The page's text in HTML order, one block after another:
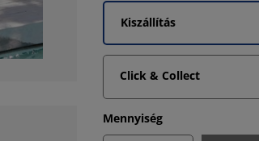
Kiszállítás
Click & Collect
Mennyiség